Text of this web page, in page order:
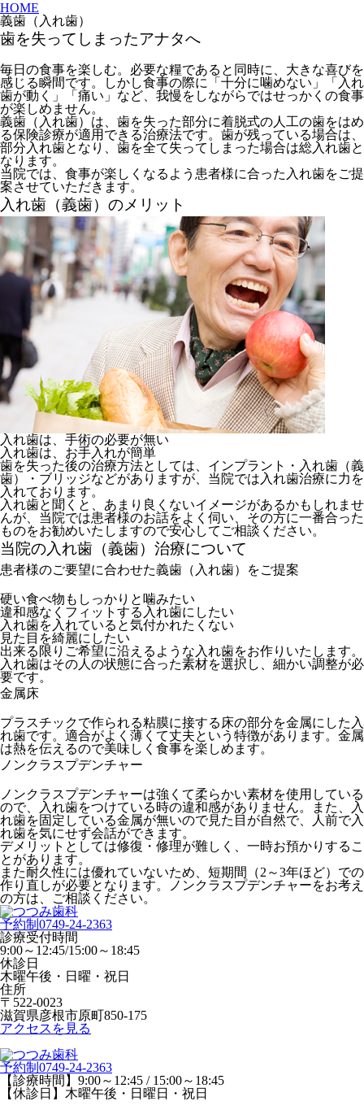
HOME
義歯（入れ歯）
歯を失ってしまったアナタへ
毎日の食事を楽しむ。必要な糧であると同時に、大きな喜びを
感じる瞬間です。しかし食事の際に「十分に噛めない」「入れ
歯が動く」「痛い」など、我慢をしながらではせっかくの食事
が楽しめません。
義歯（入れ歯）は、歯を失った部分に着脱式の人工の歯をはめ
る保険診療が適用できる治療法です。歯が残っている場合は、
部分入れ歯となり、歯を全て失ってしまった場合は総入れ歯と
なります。
当院では、食事が楽しくなるよう患者様に合った入れ歯をご提
案させていただきます。
入れ歯（義歯）のメリット
入れ歯は、手術の必要が無い
入れ歯は、お手入れが簡単
歯を失った後の治療方法としては、インプラント・入れ歯（義
歯）・ブリッジなどがありますが、当院では入れ歯治療に力を
入れております。
入れ歯と聞くと、あまり良くないイメージがあるかもしれませ
んが、当院では患者様のお話をよく伺い、その方に一番合った
ものをお勧めいたしますので安心してご相談ください。
当院の入れ歯（義歯）治療について
患者様のご要望に合わせた義歯（入れ歯）をご提案
硬い食べ物もしっかりと噛みたい
違和感なくフィットする入れ歯にしたい
入れ歯を入れていると気付かれたくない
見た目を綺麗にしたい
出来る限りご希望に沿えるような入れ歯をお作りいたします。
入れ歯はその人の状態に合った素材を選択し、細かい調整が必
要です。
金属床
プラスチックで作られる粘膜に接する床の部分を金属にした入
れ歯です。適合がよく薄くて丈夫という特徴があります。金属
は熱を伝えるので美味しく食事を楽しめます。
ノンクラスプデンチャー
ノンクラスプデンチャーは強くて柔らかい素材を使用している
ので、入れ歯をつけている時の違和感がありません。また、入
れ歯を固定している金属が無いので見た目が自然で、人前で入
れ歯を気にせず会話ができます。
デメリットとしては修復・修理が難しく、一時お預かりするこ
とがあります。
また耐久性には優れていないため、短期間（2～3年ほど）での
作り直しが必要となります。ノンクラスプデンチャーをお考え
の方は、ご相談ください。
予約制 0749-24-2363
診療受付時間
9:00～12:45/15:00～18:45
休診日
木曜午後・日曜・祝日
住所
〒522-0023
滋賀県彦根市原町850-175
アクセスを見る
予約制 0749-24-2363
【診療時間】9:00～12:45 / 15:00～18:45
【休診日】木曜午後・日曜日・祝日